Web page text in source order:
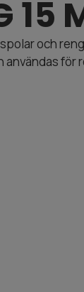
15
och
för